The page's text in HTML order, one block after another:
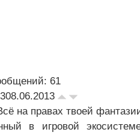
61
08.06.2013
на правах твоей
в игровой